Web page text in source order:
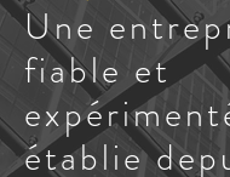
Une
fiable et
établie